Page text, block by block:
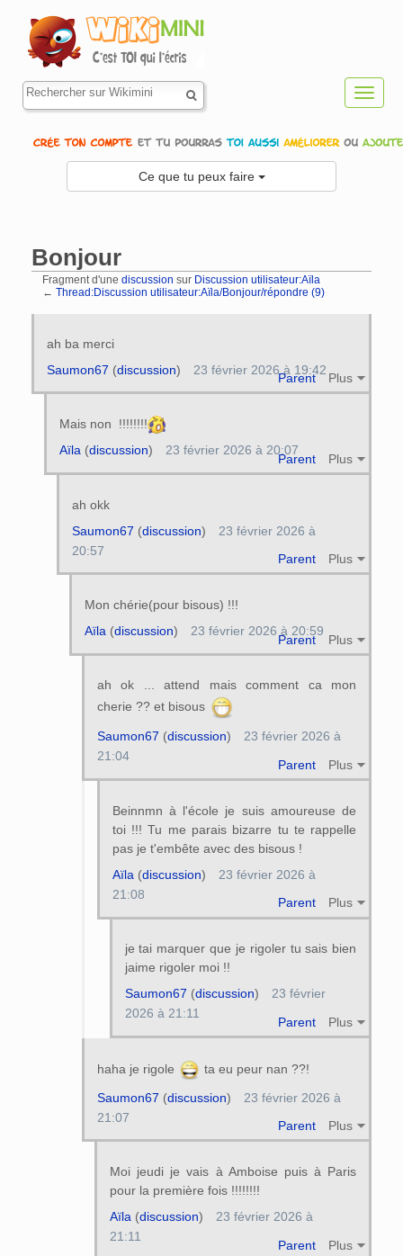
Ce que tu peux faire
Bonjour
Fragment d'une discussion sur Discussion utilisateur:Aïla
← Thread:Discussion utilisateur:Aïla/Bonjour/répondre (9)
ah ba merci
Parent Plus
Saumon67 (discussion) 23 février 2026 à 19:42
Mais non !!!!!!!!
Parent Plus
Aïla (discussion) 23 février 2026 à 20:07
ah okk
Parent Plus
Saumon67 (discussion)
23 février 2026 à
20:57
Mon chérie(pour bisous) !!!
Parent Plus
Aïla (discussion) 23 février 2026 à 20:59
ah ok ... attend mais comment ca mon
cherie ?? et bisous
Parent Plus
Saumon67 (discussion)
23 février 2026 à
21:04
Beinnmn à l'école je suis amoureuse de
toi !!! Tu me parais bizarre tu te rappelle
pas je t'embête avec des bisous !
Parent Plus
Aïla (discussion)
23 février 2026 à
21:08
je tai marquer que je rigoler tu sais bien
jaime rigoler moi !!
Parent Plus
Saumon67 (discussion)
23 février
2026 à 21:11
haha je rigole ta eu peur nan ??!
Parent Plus
Saumon67 (discussion)
23 février 2026 à
21:07
Moi jeudi je vais à Amboise puis à Paris
pour la première fois !!!!!!!!
Parent Plus
Aïla (discussion)
23 février 2026 à
21:11